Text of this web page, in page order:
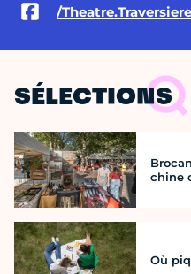
/Theatre.Traversiere
SÉLECTIONS
chine
Où